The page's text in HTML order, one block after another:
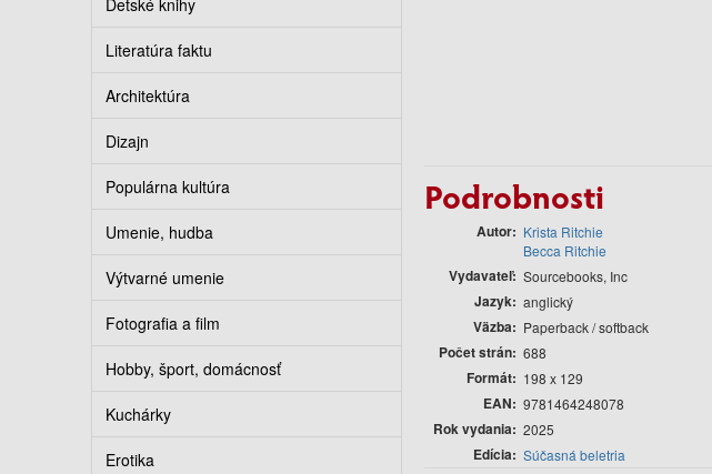
Detské knihy
Literatúra faktu
Architektúra
Dizajn
Populárna kultúra
Umenie, hudba
Výtvarné umenie
Fotografia a film
Hobby, šport, domácnosť
Kuchárky
Erotika
Podrobnosti
Autor
Krista Ritchie
Becca Ritchie
Vydavateľ Sourcebooks, Inc
Jazyk anglický
Väzba Paperback / softback
Počet strán 688
Formát 198 x 129
EAN 9781464248078
Rok vydania 2025
Edícia Súčasná beletria